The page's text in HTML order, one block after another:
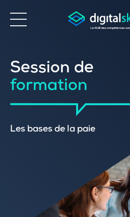
Accessibilité
Session de
formation
Les bases de la paie